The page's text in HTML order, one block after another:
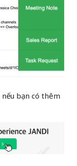
nếu bạn có thêm